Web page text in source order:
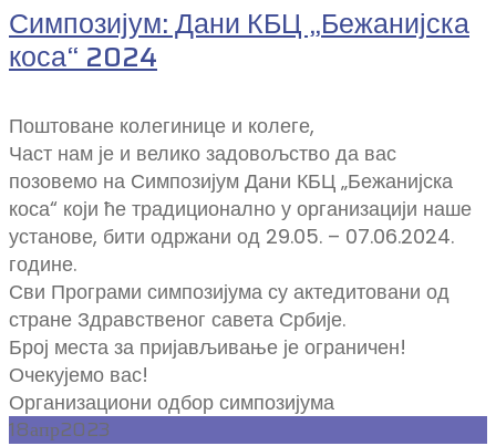
Симпозијум: Дани КБЦ „Бежанијска
коса“ 2024
Поштоване колегинице и колеге,
Част нам је и велико задовољство да вас
позовемо на Симпозијум Дани КБЦ „Бежанијска
коса“ који ће традиционално у организацији наше
установе, бити одржани од 29.05. – 07.06.2024.
године.
Сви Програми симпозијума су актедитовани од
стране Здравственог савета Србије.
Број места за пријављивање је ограничен!
Очекујемо вас!
Организациони одбор симпозијума
18апр2023